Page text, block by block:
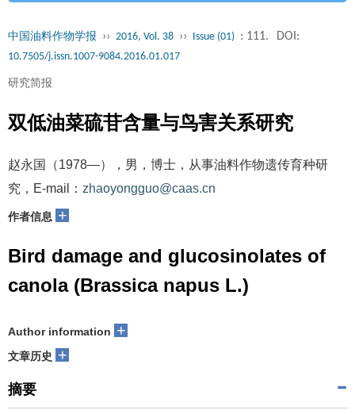
中国油料作物学报 ›› 2016, Vol. 38 ›› Issue (01) : 111. DOI:
10.7505/j.issn.1007-9084.2016.01.017
研究简报
双低油菜硫苷含量与鸟害关系研究
赵永国（1978—），男，博士，从事油料作物遗传育种研
究，E-mail： zhaoyongguo@caas.cn
作者信息 +
Bird damage and glucosinolates of
canola (Brassica napus L.)
Author information +
文章历史 +
摘要